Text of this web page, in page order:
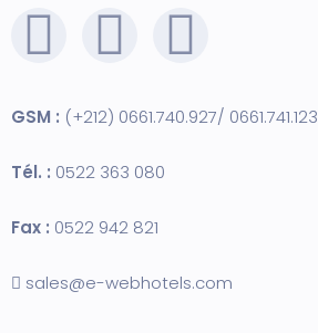
GSM : (+212) 0661.740.927/ 0661.741.123
Tél. : 0522 363 080
Fax : 0522 942 821
sales@e-webhotels.com